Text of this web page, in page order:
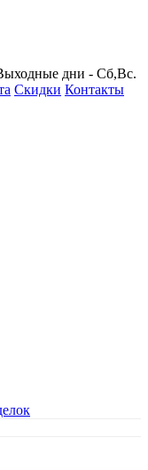
дни - Сб,Вс.
Скидки Контакты